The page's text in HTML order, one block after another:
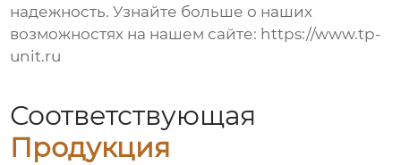
надежность. Узнайте больше о наших
возможностях на нашем сайте: https://www.tp-
unit.ru
Соответствующая
Продукция